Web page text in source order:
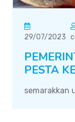
29/07/2023
PESTA
semarakkan